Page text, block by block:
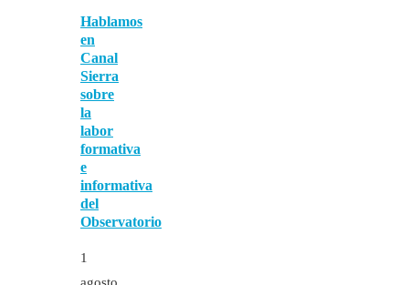
Hablamos
en
Canal
Sierra
sobre
la
labor
formativa
e
informativa
del
Observatorio
1